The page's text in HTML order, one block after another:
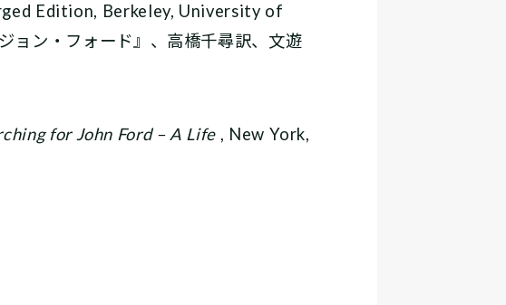
Edition, Berkeley, University of
ン・フォード』、高橋千尋訳、文遊
for John Ford – A Life , New York,